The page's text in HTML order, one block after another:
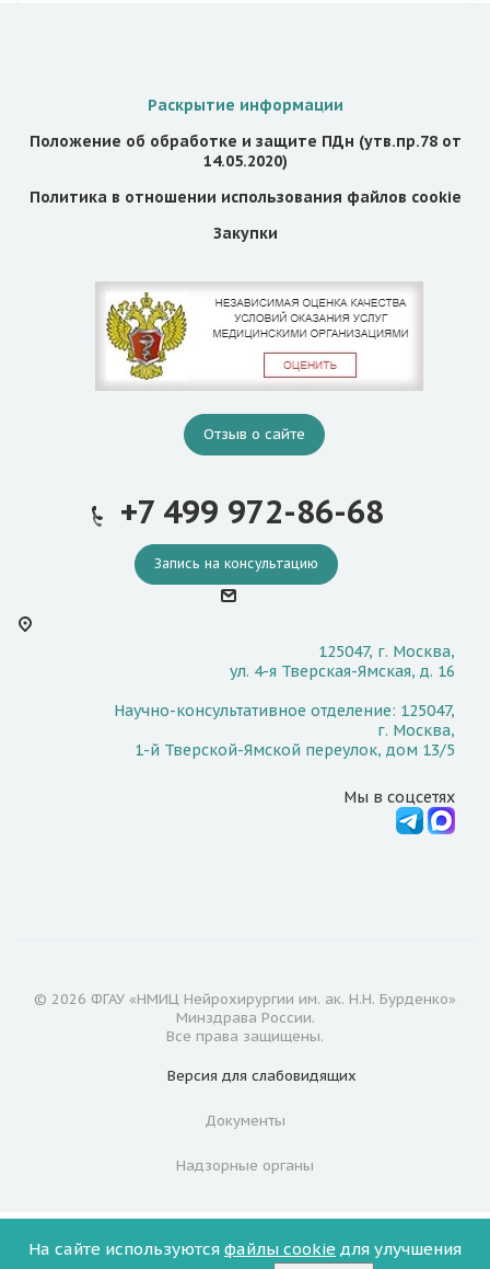
Раскрытие информации
Положение об обработке и защите ПДн (утв.пр.78 от
14.05.2020)
Политика в отношении использования файлов cookie
Закупки
Отзыв о сайте
+7 499 972-86-68
Запись на консультацию
125047, г. Москва,
ул. 4-я Тверская-Ямская, д. 16
Научно-консультативное отделение: 125047,
г. Москва,
1-й Тверской-Ямской переулок, дом 13/5
Мы в соцсетях
© 2026 ФГАУ «НМИЦ Нейрохирургии им. ак. Н.Н. Бурденко»
Минздрава России.
Все права защищены.
Версия для слабовидящих
Документы
Надзорные органы
На сайте используются файлы cookie для улучшения